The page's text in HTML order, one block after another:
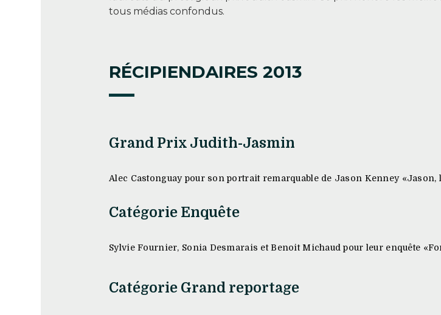
tous médias confondus.
RÉCIPIENDAIRES 2013
Grand Prix Judith-Jasmin
Alec Castonguay pour son portrait remarquable de Jason Kenney
Catégorie Enquête
Sylvie Fournier, Sonia Desmarais et Benoit Michaud pour leur enquête
Catégorie Grand reportage